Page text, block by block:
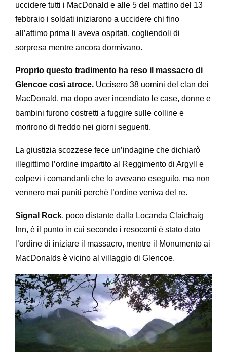
uccidere tutti i MacDonald e alle 5 del mattino del 13
febbraio i soldati iniziarono a uccidere chi fino
all’attimo prima li aveva ospitati, cogliendoli di
sorpresa mentre ancora dormivano.
Proprio questo tradimento ha reso il massacro di
Glencoe così atroce. Uccisero 38 uomini del clan dei
MacDonald, ma dopo aver incendiato le case, donne e
bambini furono costretti a fuggire sulle colline e
morirono di freddo nei giorni seguenti.
La giustizia scozzese fece un’indagine che dichiarò
illegittimo l’ordine impartito al Reggimento di Argyll e
colpevi i comandanti che lo avevano eseguito, ma non
vennero mai puniti perchè l’ordine veniva del re.
Signal Rock, poco distante dalla Locanda Claichaig
Inn, è il punto in cui secondo i resoconti è stato dato
l’ordine di iniziare il massacro, mentre il Monumento ai
MacDonalds è vicino al villaggio di Glencoe.